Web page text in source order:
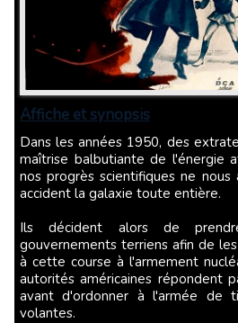
Affiche et synopsis
Dans les années 1950, des extraterrestres, alarmés par la
maîtrise balbutiante de l'énergie
nos progrès scientifiques ne
accident la galaxie toute entière.
Ils décident alors de
gouvernements terriens afin de
à cette course à l'armement
autorités américaines répondent
avant d'ordonner à l'armée de
volantes.